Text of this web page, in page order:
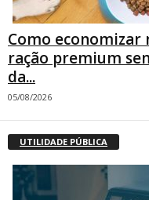
Como economizar
ração premium
da...
05/08/2026
UTILIDADE PÚBLICA